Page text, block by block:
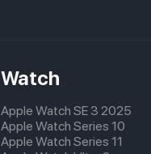
Watch
Apple Watch SE 3 2025
Apple Watch Series 10
Apple Watch Series 11